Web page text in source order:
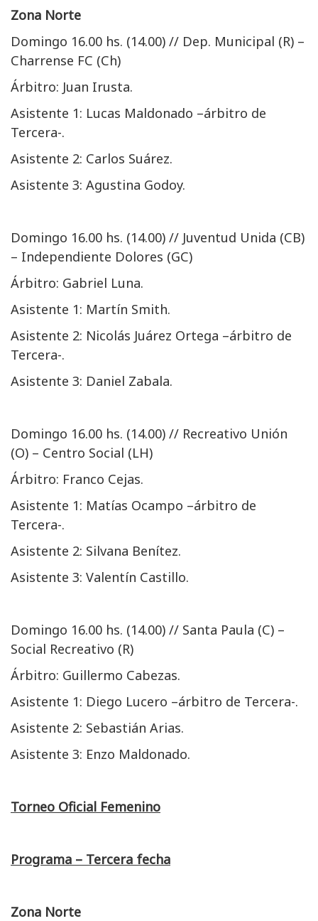
Zona Norte
Domingo 16.00 hs. (14.00) // Dep. Municipal (R) –
Charrense FC (Ch)
Árbitro: Juan Irusta.
Asistente 1: Lucas Maldonado –árbitro de
Tercera-.
Asistente 2: Carlos Suárez.
Asistente 3: Agustina Godoy.
Domingo 16.00 hs. (14.00) // Juventud Unida (CB)
– Independiente Dolores (GC)
Árbitro: Gabriel Luna.
Asistente 1: Martín Smith.
Asistente 2: Nicolás Juárez Ortega –árbitro de
Tercera-.
Asistente 3: Daniel Zabala.
Domingo 16.00 hs. (14.00) // Recreativo Unión
(O) – Centro Social (LH)
Árbitro: Franco Cejas.
Asistente 1: Matías Ocampo –árbitro de
Tercera-.
Asistente 2: Silvana Benítez.
Asistente 3: Valentín Castillo.
Domingo 16.00 hs. (14.00) // Santa Paula (C) –
Social Recreativo (R)
Árbitro: Guillermo Cabezas.
Asistente 1: Diego Lucero –árbitro de Tercera-.
Asistente 2: Sebastián Arias.
Asistente 3: Enzo Maldonado.
Torneo Oficial Femenino
Programa – Tercera fecha
Zona Norte